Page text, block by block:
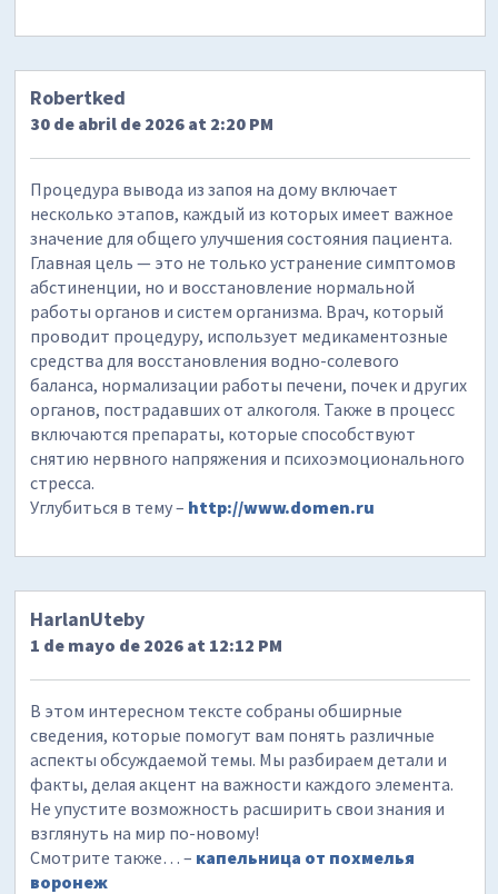
Robertked
30 de abril de 2026 at 2:20 PM
Процедура вывода из запоя на дому включает
несколько этапов, каждый из которых имеет важное
значение для общего улучшения состояния пациента.
Главная цель — это не только устранение симптомов
абстиненции, но и восстановление нормальной
работы органов и систем организма. Врач, который
проводит процедуру, использует медикаментозные
средства для восстановления водно-солевого
баланса, нормализации работы печени, почек и других
органов, пострадавших от алкоголя. Также в процесс
включаются препараты, которые способствуют
снятию нервного напряжения и психоэмоционального
стресса.
Углубиться в тему – http://www.domen.ru
HarlanUteby
1 de mayo de 2026 at 12:12 PM
В этом интересном тексте собраны обширные
сведения, которые помогут вам понять различные
аспекты обсуждаемой темы. Мы разбираем детали и
факты, делая акцент на важности каждого элемента.
Не упустите возможность расширить свои знания и
взглянуть на мир по-новому!
Смотрите также… – капельница от похмелья
воронеж